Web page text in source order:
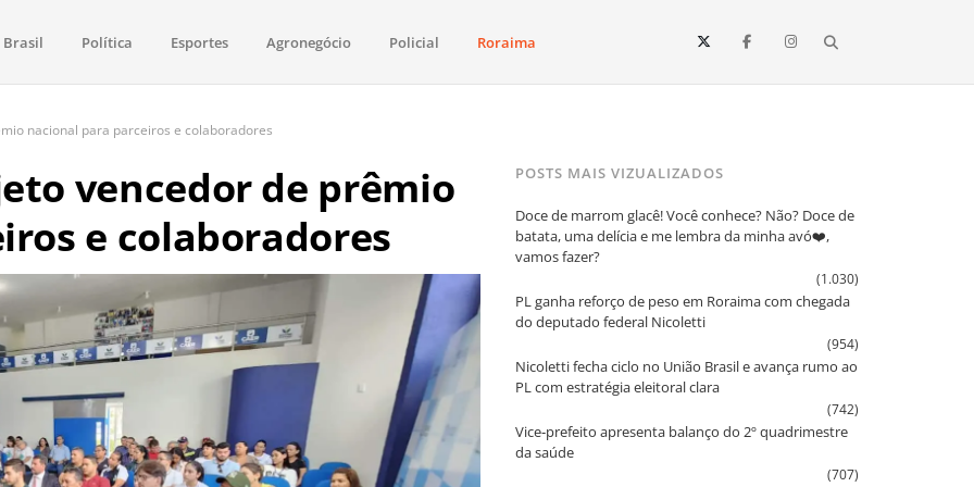
saúde, esportes, economia e os principais acontecimentos de Boa Vista e todo o estado de Roraima. Fique sempre informado
Brasil Política Esportes Agronegócio Policial Roraima
nacional para parceiros e colaboradores
vencedor de prêmio
e colaboradores
POSTS MAIS VIZUALIZADOS
Doce de marrom glacê! Você conhece? Não? Doce de
batata, uma delícia e me lembra da minha avó❤️,
vamos fazer?
(1.030)
PL ganha reforço de peso em Roraima com chegada
do deputado federal Nicoletti
(954)
Nicoletti fecha ciclo no União Brasil e avança rumo ao
PL com estratégia eleitoral clara
(742)
Vice‑prefeito apresenta balanço do 2º quadrimestre
da saúde
(707)